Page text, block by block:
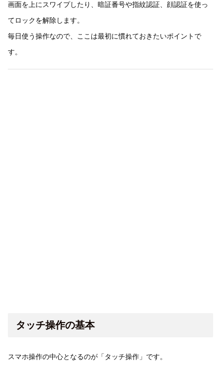
画面を上にスワイプしたり、暗証番号や指紋認証、顔認証を使っ
てロックを解除します。
毎日使う操作なので、ここは最初に慣れておきたいポイントで
す。
タッチ操作の基本
スマホ操作の中心となるのが「タッチ操作」です。